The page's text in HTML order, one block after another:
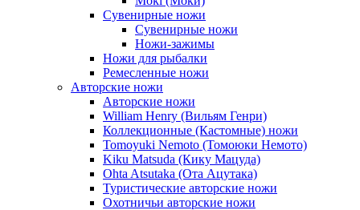
Сувенирные ножи
Сувенирные ножи
Ножи-зажимы
Ножи для рыбалки
Ремесленные ножи
Авторские ножи
Авторские ножи
William Henry (Вильям Генри)
Коллекционные (Кастомные) ножи
Tomoyuki Nemoto (Томоюки Немото)
Kiku Matsuda (Кику Мацуда)
Ohta Atsutaka (Ота Ацутака)
Туристические авторские ножи
Охотничьи авторские ножи